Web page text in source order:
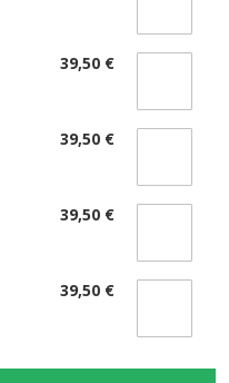
39,50 €
39,50 €
39,50 €
39,50 €